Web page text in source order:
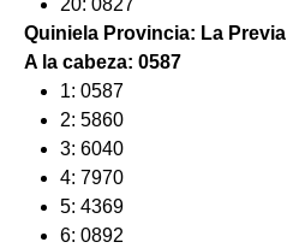
20: 0827
Quiniela Provincia: La Previa
A la cabeza: 0587
1: 0587
2: 5860
3: 6040
4: 7970
5: 4369
6: 0892